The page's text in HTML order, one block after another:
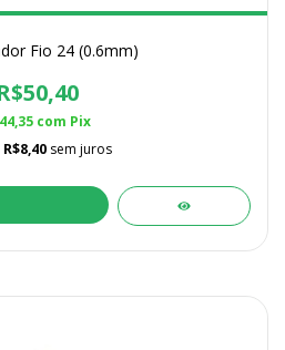
Fio 24 (0.6mm)
com Pix
R$8,40 sem juros